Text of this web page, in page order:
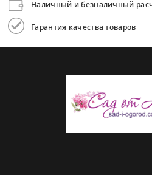
Наличный и безналичный
Гарантия качества товаров